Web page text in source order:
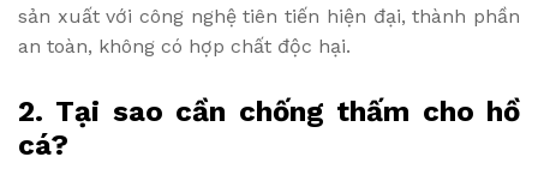
sản xuất với công nghệ tiên tiến hiện đại, thành phần
an toàn, không có hợp chất độc hại.
2. Tại sao cần chống thấm cho hồ
cá?